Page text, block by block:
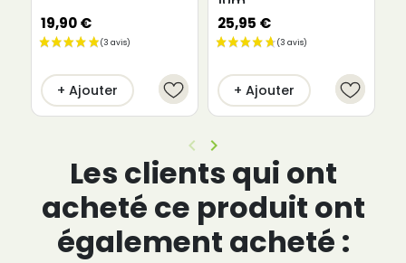
19,90 €
+ Ajouter
25,95 €
+ Ajouter
Précédent
keyboard_arrow_left Suivant
keyboard_arrow_right
Les clients qui ont
acheté ce produit ont
également acheté :